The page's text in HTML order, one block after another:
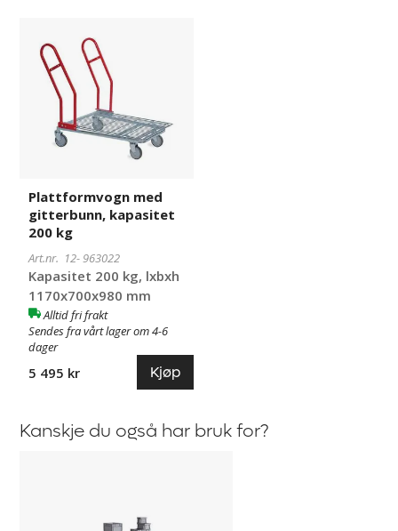
med
gitterbunn,
kapasitet
Plattformvogn med
gitterbunn, kapasitet
200 kg
Art.nr. 12-963022
Kapasitet 200 kg, lxbxh
1170x700x980 mm
Alltid fri frakt
Sendes fra vårt lager om 4-6
dager
5 495 kr Kjøp
Kanskje du også har bruk for?